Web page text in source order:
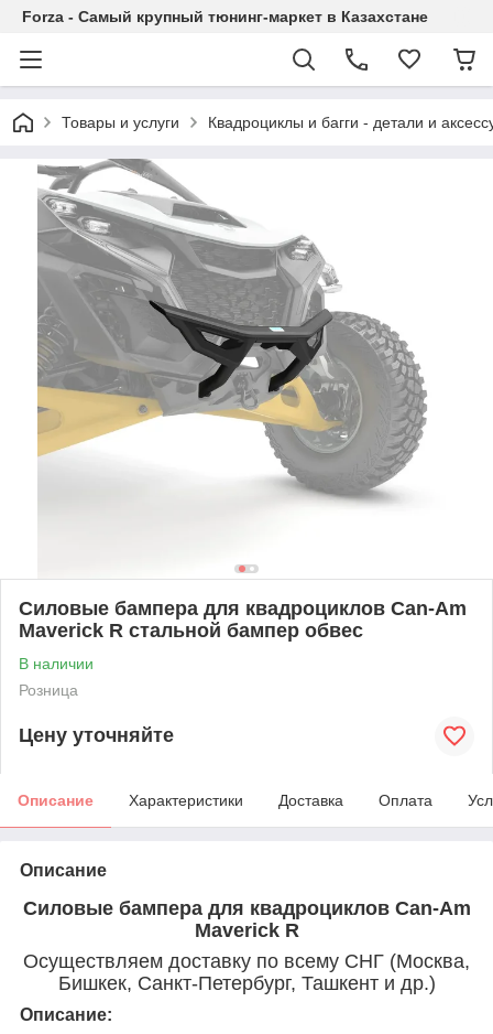
Forza - Самый крупный тюнинг-маркет в Казахстане
Товары и услуги Квадроциклы и багги - детали и
Силовые бампера для квадроциклов Can-Am
Maverick R стальной бампер обвес
В наличии
Розница
Цену уточняйте
Описание Характеристики Доставка Оплата
Описание
Силовые бампера для квадроциклов Can-Am
Maverick R
Осуществляем доставку по всему СНГ (Москва,
Бишкек, Санкт-Петербург, Ташкент и др.)
Описание: